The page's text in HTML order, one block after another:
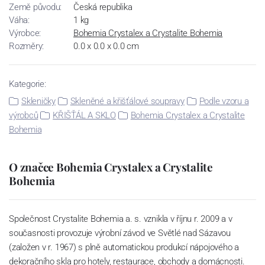
Země původu:
Česká republika
Váha:
1 kg
Výrobce:
Bohemia Crystalex a Crystalite Bohemia
Rozměry:
0.0 x 0.0 x 0.0 cm
Kategorie:
Skleničky
Skleněné a křišťálové soupravy
Podle vzoru a
výrobců
KŘIŠŤÁL A SKLO
Bohemia Crystalex a Crystalite
Bohemia
O značce Bohemia Crystalex a Crystalite
Bohemia
Společnost Crystalite Bohemia a. s. vznikla v říjnu r. 2009 a v
současnosti provozuje výrobní závod ve Světlé nad Sázavou
(založen v r. 1967) s plně automatickou produkcí nápojového a
dekoračního skla pro hotely, restaurace, obchody a domácnosti.